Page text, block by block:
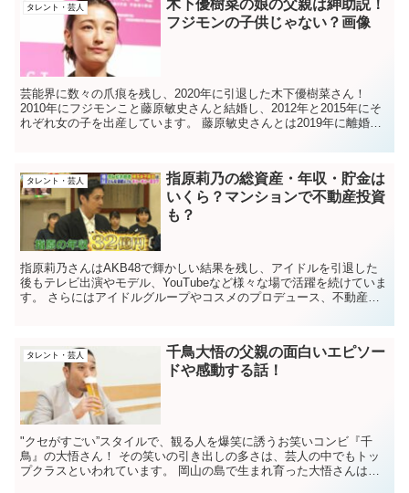
タレント・芸人
木下優樹菜の娘の父親は紳助説！
フジモンの子供じゃない？画像
芸能界に数々の爪痕を残し、2020年に引退した木下優樹菜さん！
2010年にフジモンこと藤原敏史さんと結婚し、2012年と2015年にそ
れぞれ女の子を出産しています。 藤原敏史さんとは2019年に離婚し
タレント・芸人
指原莉乃の総資産・年収・貯金は
いくら？マンションで不動産投資
も？
指原莉乃さんはAKB48で輝かしい結果を残し、アイドルを引退した
後もテレビ出演やモデル、YouTubeなど様々な場で活躍を続けていま
す。 さらにはアイドルグループやコスメのプロデュース、不動産投
タレント・芸人
千鳥大悟の父親の面白いエピソー
ドや感動する話！
"クセがすごい”スタイルで、観る人を爆笑に誘うお笑いコンビ『千
鳥』の大悟さん！ その笑いの引き出しの多さは、芸人の中でもトッ
プクラスといわれています。 岡山の島で生まれ育った大悟さんは、